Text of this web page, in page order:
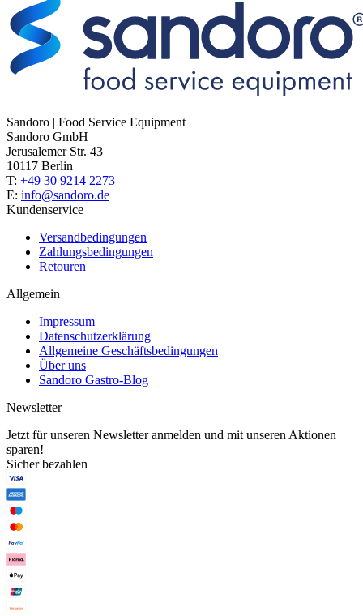
Sandoro | Food Service Equipment
Sandoro GmbH
Jerusalemer Str. 43
10117 Berlin
T: +49 30 9214 2273
E: info@sandoro.de
Kundenservice
Versandbedingungen
Zahlungsbedingungen
Retouren
Allgemein
Impressum
Datenschutzerklärung
Allgemeine Geschäftsbedingungen
Über uns
Sandoro Gastro-Blog
Newsletter
Jetzt für unseren Newsletter anmelden und mit unseren Aktionen
sparen!
Sicher bezahlen